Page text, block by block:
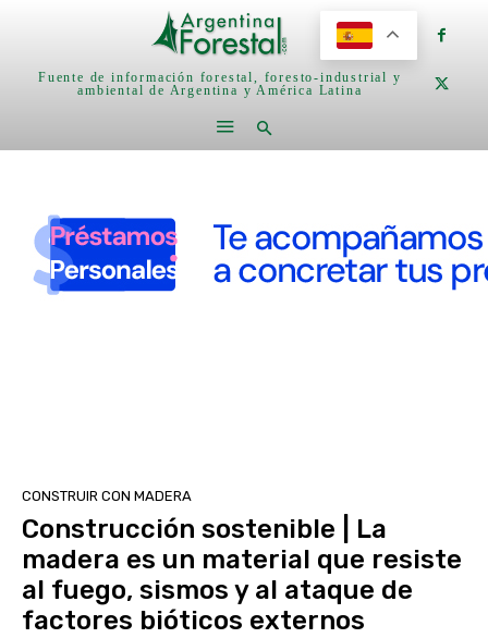
Fuente de información forestal, foresto-industrial y
ambiental de Argentina y América Latina
CONSTRUIR CON MADERA
Construcción sostenible | La
madera es un material que resiste
al fuego, sismos y al ataque de
factores bióticos externos